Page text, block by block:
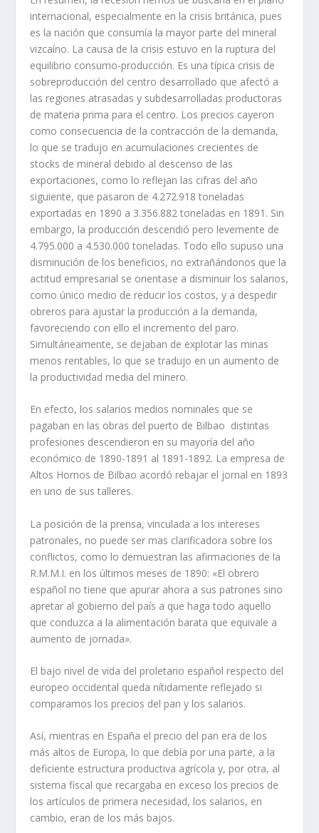
internacional, especialmente en la crisis británica, pues
es la nación que consumí­a la mayor parte del mineral
vizcaí­no. La causa de la crisis estuvo en la ruptura del
equilibrio consumo-producción. Es una tí­pica crisis de
sobreproducción del centro desarrollado que afectó a
las regiones atrasadas y subdesarrolladas productoras
de materia prima para el centro. Los precios cayeron
como consecuencia de la contracción de la demanda,
lo que se tradujo en acumulaciones crecientes de
stocks de mineral debido al descenso de las
exportaciones, como lo reflejan las cifras del año
siguiente, que pasaron de 4.272.918 toneladas
exportadas en 1890 a 3.356.882 toneladas en 1891. Sin
embargo, la producción descendió pero levemente de
4.795.000 a 4.530.000 toneladas. Todo ello supuso una
disminución de los beneficios, no extrañándonos que la
actitud empresarial se orientase a disminuir los salarios,
como único medio de reducir los costos, y a despedir
obreros para ajustar la producción a la demanda,
favoreciendo con ello el incremento del paro.
Simultáneamente, se dejaban de explotar las minas
menos rentables, lo que se tradujo en un aumento de
la productividad media del minero.
En efecto, los salarios medios nominales que se
pagaban en las obras del puerto de Bilbao distintas
profesiones descendieron en su mayorí­a del año
económico de 1890-1891 al 1891-1892. La empresa de
Altos Hornos de Bilbao acordó rebajar el jornal en 1893
en uno de sus talleres.
La posición de la prensa, vinculada a los intereses
patronales, no puede ser mas clarificadora sobre los
conflictos, como lo demuestran las afirmaciones de la
R.M.M.I. en los últimos meses de 1890: «El obrero
español no tiene que apurar ahora a sus patrones sino
apretar al gobierno del paí­s a que haga todo aquello
que conduzca a la alimentación barata que equivale a
aumento de jornada».
El bajo nivel de vida del proletario español respecto del
europeo occidental queda ní­tidamente reflejado si
comparamos los precios del pan y los salarios.
Así­, mientras en España el precio del pan era de los
más altos de Europa, lo que debí­a por una parte, a la
deficiente estructura productiva agrí­cola y, por otra, al
sistema fiscal que recargaba en exceso los precios de
los artí­culos de primera necesidad, los salarios, en
cambio, eran de los más bajos.